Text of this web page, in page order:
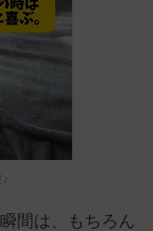
間は、もちろん